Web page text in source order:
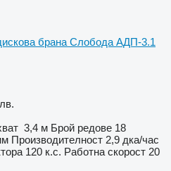
брана Слобода АДП-3.1
3,4 м Брой редове 18
Производителност 2,9 дка/час
120 к.с. Работна скорост 20